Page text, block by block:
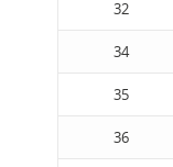
32
34
35
36